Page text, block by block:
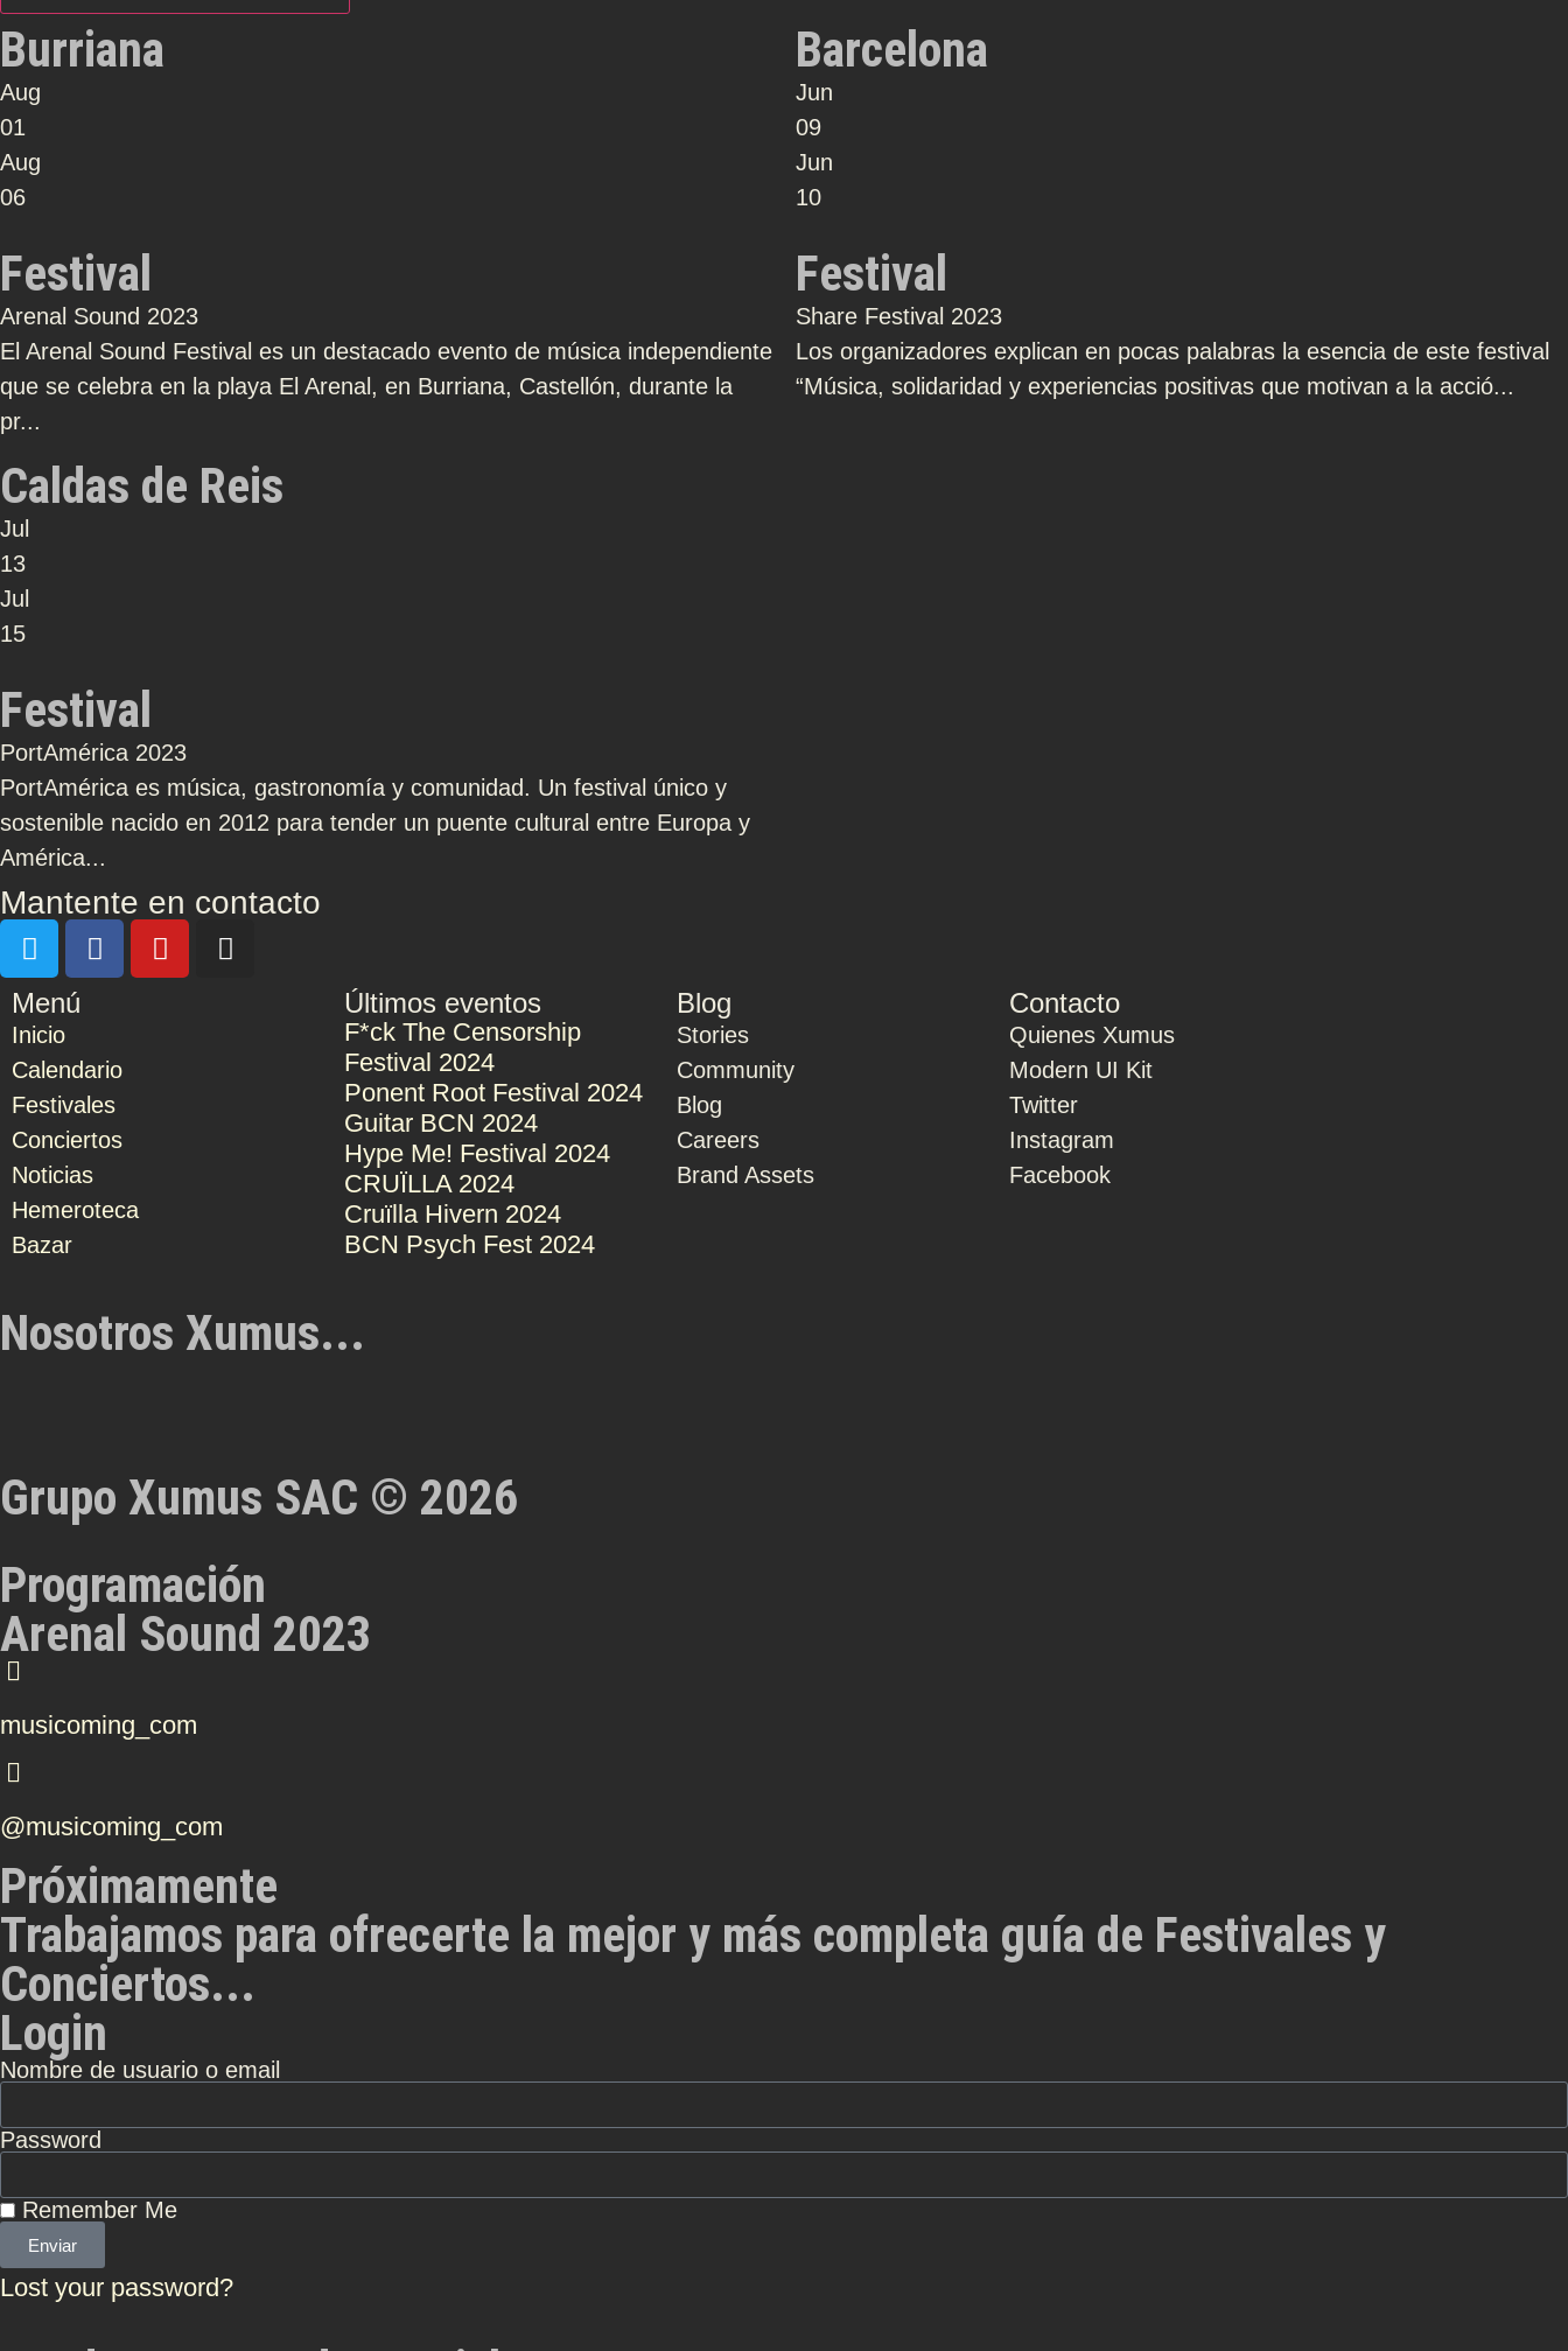
Burriana
Aug
01
Aug
06
Festival
Arenal Sound 2023
El Arenal Sound Festival es un destacado evento de música independiente
que se celebra en la playa El Arenal, en Burriana, Castellón, durante la
pr...
Barcelona
Jun
09
Jun
10
Festival
Share Festival 2023
Los organizadores explican en pocas palabras la esencia de este festival
“Música, solidaridad y experiencias positivas que motivan a la acció...
Caldas de Reis
Jul
13
Jul
15
Festival
PortAmérica 2023
PortAmérica es música, gastronomía y comunidad. Un festival único y
sostenible nacido en 2012 para tender un puente cultural entre Europa y
América...
Mantente en contacto
Menú
Inicio
Calendario
Festivales
Conciertos
Noticias
Hemeroteca
Bazar
Últimos eventos
F*ck The Censorship
Festival 2024
Ponent Root Festival 2024
Guitar BCN 2024
Hype Me! Festival 2024
CRUÏLLA 2024
Cruïlla Hivern 2024
BCN Psych Fest 2024
Blog
Stories
Community
Blog
Careers
Brand Assets
Contacto
Quienes Xumus
Modern UI Kit
Twitter
Instagram
Facebook
Nosotros Xumus...
Grupo Xumus SAC © 2026
Programación
Arenal Sound 2023
musicoming_com
@musicoming_com
Próximamente
Trabajamos para ofrecerte la mejor y más completa guía de Festivales y
Conciertos...
Login
Nombre de usuario o email
Password
Remember Me
Enviar
Lost your password?